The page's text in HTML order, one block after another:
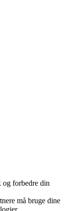
og forbedre din
må bruge dine